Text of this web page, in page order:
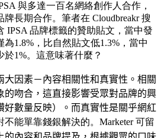
與多達一百名網絡創作人合作，
長期合作。筆者在 Cloudbreakr 搜
IPSA 品牌標籤的贊助貼文，當中發
1.8%，比自然貼文低1.3%，當中
1%。這意味著什麼？
大因素－內容相關性和真實性。相關
的吻合，這直接影響受眾對品牌的興
好數量反映）。而真實性是關乎網紅
不能單靠錢銀解決的。Marketer 可留